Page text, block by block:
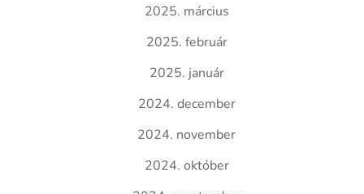
2025. március
2025. február
2025. január
2024. december
2024. november
2024. október